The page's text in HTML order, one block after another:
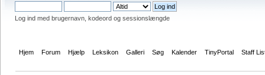
Log ind med brugernavn, kodeord og sessionslængde
Hjem Forum Hjælp Leksikon Galleri Søg Kalender TinyPortal Staff